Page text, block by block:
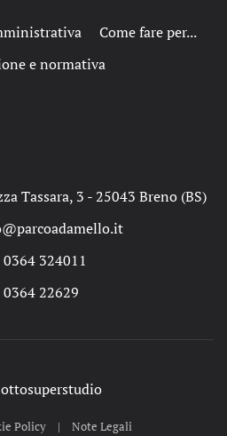
Come fare per...
e normativa
Tassara, 3 - 25043 Breno (BS)
324011
0364 22629
Policy| Note Legali